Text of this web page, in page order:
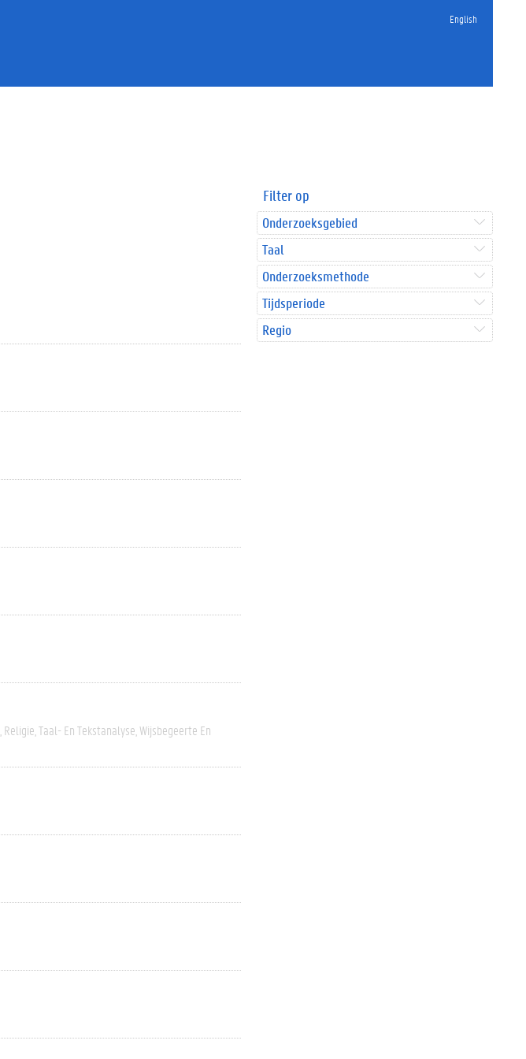
English
Religie Taal- En Tekstanalyse Wijsbegeerte En
Filter op
Onderzoeksgebied
Taal
Onderzoeksmethode
Tijdsperiode
Regio